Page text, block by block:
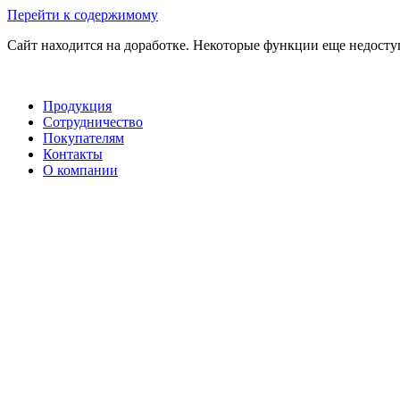
Перейти к содержимому
Сайт находится на доработке. Некоторые функции еще
Продукция
Сотрудничество
Покупателям
Контакты
О компании